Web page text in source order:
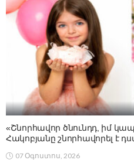
«Շնորհավոր ծնունդդ, իմ
Հակոբյանը շնորհավորել է
07 Օգոստոս, 2026